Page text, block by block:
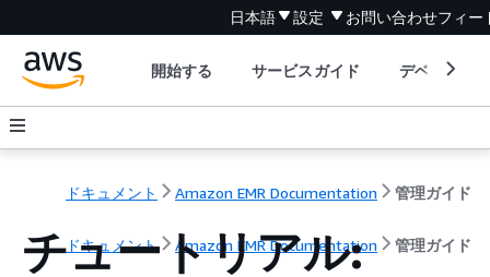
日本語 設定 お問い合わせフィー
開始する サービスガイド デベロッパ
ドキュメント Amazon EMR Documentation 管理ガイド
ドキュメント Amazon EMR Documentation 管理ガイド
チュートリアル: